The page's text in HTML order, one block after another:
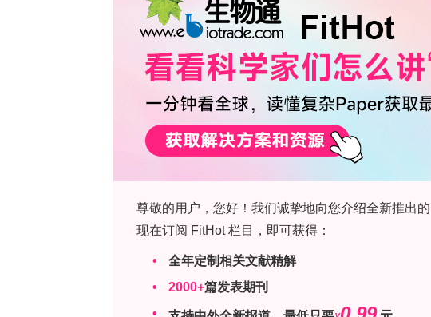
• 从泥炭基培养环境中分离出的 Bacillus
著的抑制作用。
• 基因组测序和代谢物分析表明，这些菌株的抗真
中的存活时间较短。
义翘神州推出ProPure™超低内毒素蛋白，内毒素低